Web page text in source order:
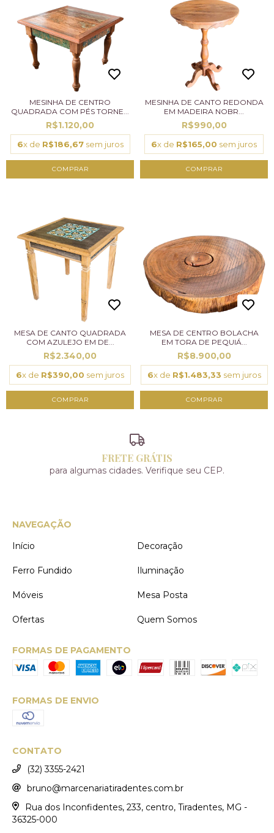
MESINHA DE CENTRO
QUADRADA COM PÉS TORNE...
R$1.120,00
6x de R$186,67sem juros
MESINHA DE CANTO REDONDA
EM MADEIRA NOBR...
R$990,00
6x de R$165,00 sem juros
MESA DE CANTO QUADRADA
COM AZULEJO EM DE...
R$2.340,00
6x de R$390,00 sem juros
MESA DE CENTRO BOLACHA
EM TORA DE PEQUIÁ...
R$8.900,00
6x de R$1.483,33 sem juros
FRETE GRÁTIS
para algumas cidades. Verifique seu CEP.
NAVEGAÇÃO
Início
Decoração
Ferro Fundido Iluminação
Móveis Mesa Posta
Ofertas Quem Somos
FORMAS DE PAGAMENTO
FORMAS DE ENVIO
CONTATO
(32) 3355-2421
bruno@marcenariatiradentes.com.br
Rua dos Inconfidentes, 233, centro, Tiradentes, MG -
36325-000